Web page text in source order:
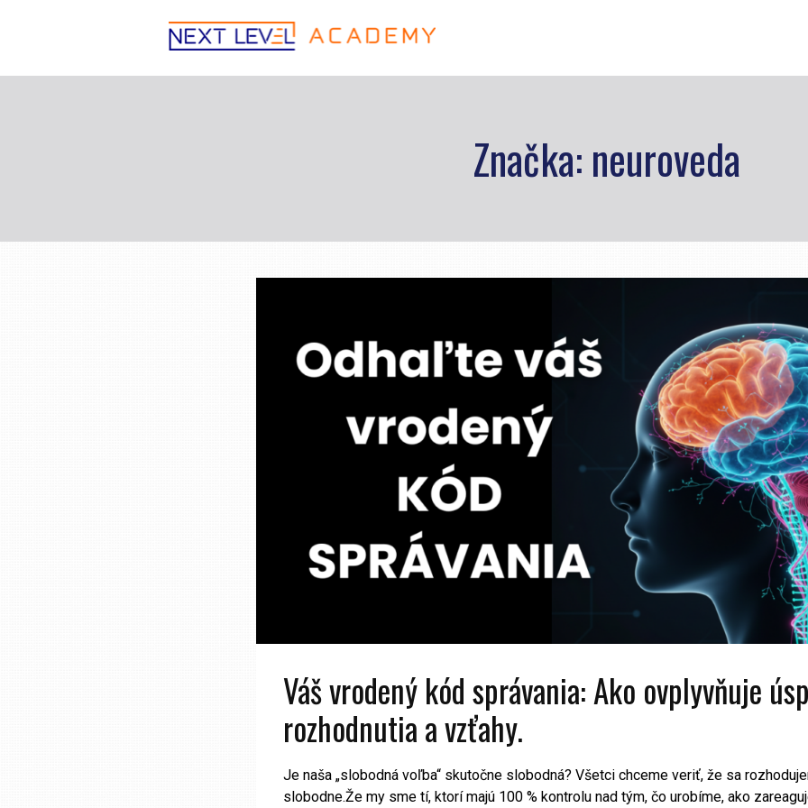
Značka: neuroveda
Váš vrodený kód správania: Ako ovplyvňuje
rozhodnutia a vzťahy.
Je naša „slobodná voľba“ skutočne slobodná? Všetci chceme veriť, že sa
slobodne.Že my sme tí, ktorí majú 100 % kontrolu nad tým, čo urobíme, ako